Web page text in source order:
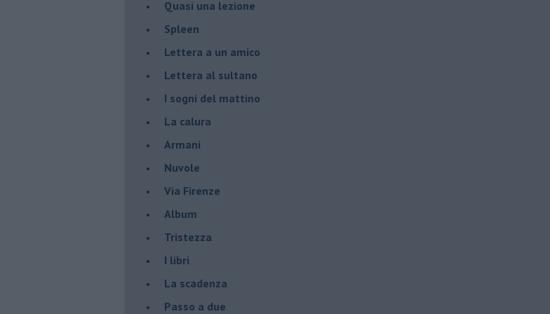
Quasi una lezione
Spleen
Lettera a un amico
Lettera al sultano
I sogni del mattino
La calura
Armani
Nuvole
Via Firenze
Album
Tristezza
I libri
La scadenza
Passo a due